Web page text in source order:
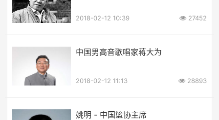
2018-02-12 10:39 27452
中国男高音歌唱家蒋大为
2018-02-12 11:13 28893
姚明 - 中国篮协主席